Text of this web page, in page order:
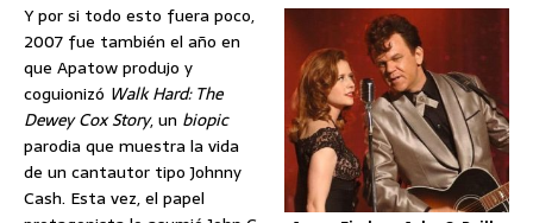
Y por si todo esto fuera poco,
2007 fue también el año en
que Apatow produjo y
coguionizó Walk Hard: The
Dewey Cox Story, un biopic
parodia que muestra la vida
de un cantautor tipo Johnny
Cash. Esta vez, el papel